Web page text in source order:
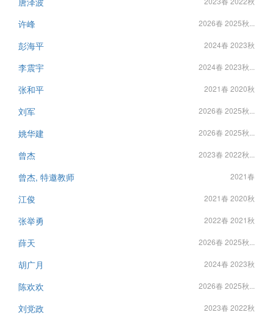
许峰 2026春 2025秋...
彭海平 2024春 2023秋
李震宇 2024春 2023秋...
张和平 2021春 2020秋
刘军 2026春 2025秋...
姚华建 2026春 2025秋...
曾杰 2023春 2022秋...
曾杰, 特邀教师 2021春
江俊 2021春 2020秋
张举勇 2022春 2021秋
薛天 2026春 2025秋...
胡广月 2024春 2023秋
陈欢欢 2026春 2025秋...
刘党政 2023春 2022秋